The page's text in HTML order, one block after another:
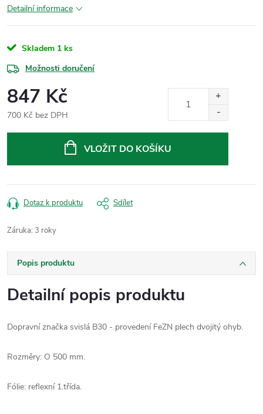
Detailní informace
Skladem 1 ks
Možnosti doručení
847 Kč
700 Kč bez DPH
VLOŽIT DO KOŠÍKU
Dotaz k produktu Sdílet
Záruka: 3 roky
Popis produktu
Detailní popis produktu
Dopravní značka svislá B30 - provedení FeZN plech dvojitý ohyb.
Rozměry: O 500 mm.
Fólie: reflexní 1.třída.